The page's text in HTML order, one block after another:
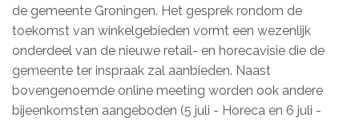
de gemeente Groningen. Het gesprek rondom de
toekomst van winkelgebieden vormt een wezenlijk
onderdeel van de nieuwe retail- en horecavisie die de
gemeente ter inspraak zal aanbieden. Naast
bovengenoemde online meeting worden ook andere
bijeenkomsten aangeboden (5 juli - Horeca en 6 juli -